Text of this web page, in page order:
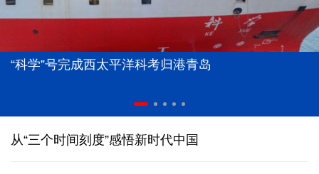
“科学”号完成西太平洋科考归港青岛
从“三个时间刻度”感悟新时代中国